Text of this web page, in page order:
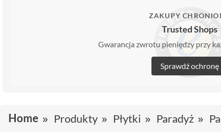
ZAKUPY
Trusted Shops
Gwarancja zwrotu pieniędzy przy
Sprawdź ochronę
Home Produkty Płytki Paradyż